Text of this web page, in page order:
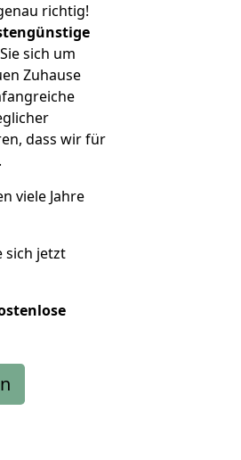
richtig!
sich um
Zuhause
dass wir für
viele Jahre
sich jetzt